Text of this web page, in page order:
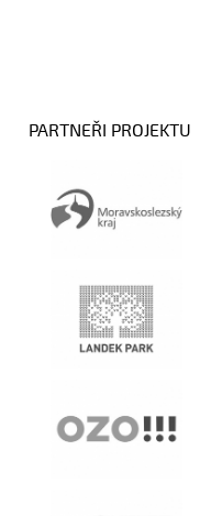
PARTNEŘI PROJEKTU